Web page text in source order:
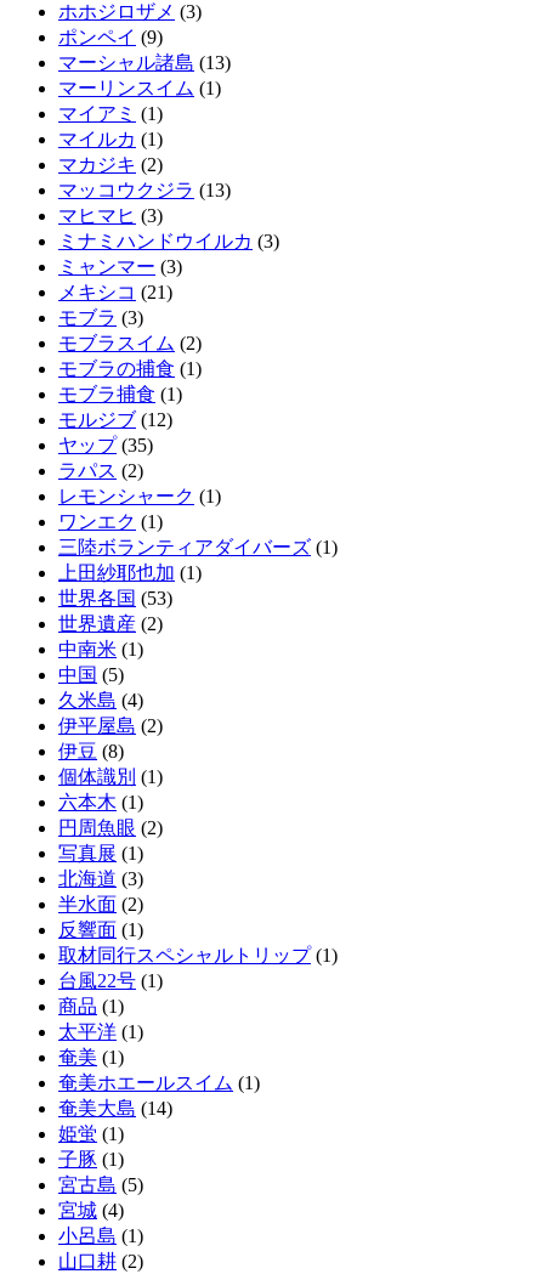
ホホジロザメ (3)
ポンペイ (9)
マーシャル諸島 (13)
マーリンスイム (1)
マイアミ (1)
マイルカ (1)
マカジキ (2)
マッコウクジラ (13)
マヒマヒ (3)
ミナミハンドウイルカ (3)
ミャンマー (3)
メキシコ (21)
モブラ (3)
モブラスイム (2)
モブラの捕食 (1)
モブラ捕食 (1)
モルジブ (12)
ヤップ(35)
ラパス (2)
レモンシャーク (1)
ワンエク (1)
三陸ボランティアダイバーズ (1)
上田紗耶也加 (1)
世界各国 (53)
世界遺産 (2)
中南米 (1)
中国 (5)
久米島 (4)
伊平屋島 (2)
伊豆 (8)
個体識別 (1)
六本木 (1)
円周魚眼 (2)
写真展 (1)
北海道 (3)
半水面 (2)
反響面 (1)
取材同行スペシャルトリップ(1)
台風22号 (1)
商品 (1)
太平洋 (1)
奄美 (1)
奄美ホエールスイム (1)
奄美大島 (14)
姫蛍 (1)
子豚 (1)
宮古島 (5)
宮城 (4)
小呂島 (1)
山口耕 (2)